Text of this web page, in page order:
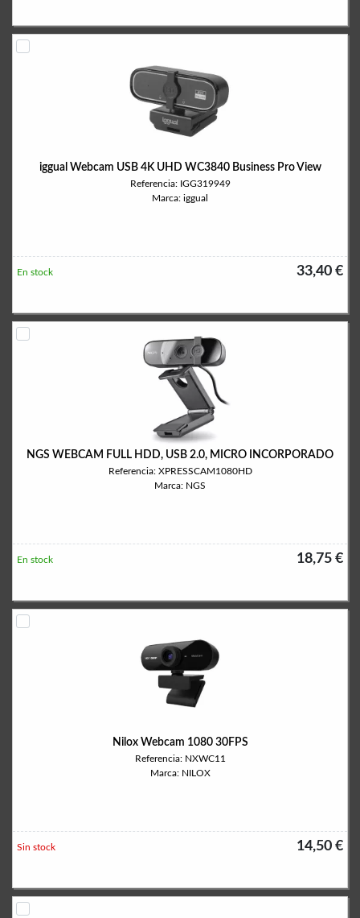
iggual Webcam USB 4K UHD WC3840 Business Pro View
Referencia: IGG319949
Marca: iggual
33,40 €
En stock
NGS WEBCAM FULL HDD, USB 2.0, MICRO INCORPORADO
Referencia: XPRESSCAM1080HD
Marca: NGS
18,75 €
En stock
Nilox Webcam 1080 30FPS
Referencia: NXWC11
Marca: NILOX
14,50 €
Sin stock